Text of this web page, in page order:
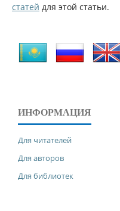
статей для этой статьи.
ИНФОРМАЦИЯ
Для читателей
Для авторов
Для библиотек